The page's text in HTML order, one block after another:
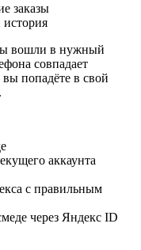
заказы
вошли в нужный
совпадает
попадёте в свой
аккаунта
с правильным
через Яндекс ID